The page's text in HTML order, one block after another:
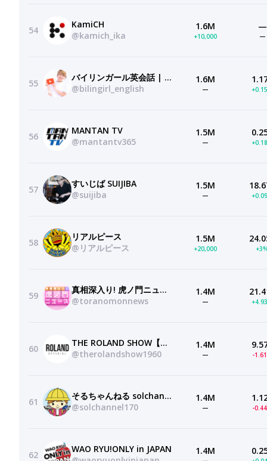
54
KamiCH
@kamich_ika
1.6M
+10,000
—
—
55
バイリンガール英会話 | Bilingirl Chika
@bilingirl_english
1.6M
—
56
MANTAN TV
@mantantv365
1.5M
—
57
すいじば SUIJIBA
@suijiba
1.5M
—
58
リアルピース
@リアルピース
1.5M
+20,000
59
真相深入り! 虎ノ門ニュース
@toranomonnews
1.4M
—
60
THE ROLAND SHOW【公式】
@therolandshow1960
1.4M
— -
61
そるちゃんねる solchannel
@solchannel170
1.4M
— -
62
WAO RYU!ONLY in JAPAN
1.4M